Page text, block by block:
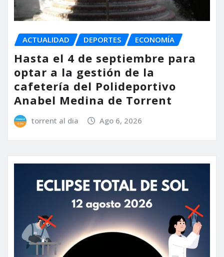
ACTUALIDAD DEPORTES ECONOMÍA
Hasta el 4 de septiembre para
optar a la gestión de la
cafetería del Polideportivo
Anabel Medina de Torrent
torrent al dia Ago 6, 2026